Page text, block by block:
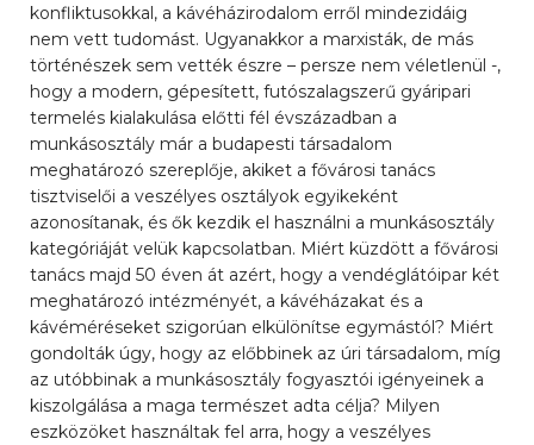
konfliktusokkal, a kávéházirodalom erről mindezidáig
nem vett tudomást. Ugyanakkor a marxisták, de más
történészek sem vették észre – persze nem véletlenül -,
hogy a modern, gépesített, futószalagszerű gyáripari
termelés kialakulása előtti fél évszázadban a
munkásosztály már a budapesti társadalom
meghatározó szereplője, akiket a fővárosi tanács
tisztviselői a veszélyes osztályok egyikeként
azonosítanak, és ők kezdik el használni a munkásosztály
kategóriáját velük kapcsolatban. Miért küzdött a fővárosi
tanács majd 50 éven át azért, hogy a vendéglátóipar két
meghatározó intézményét, a kávéházakat és a
kávéméréseket szigorúan elkülönítse egymástól? Miért
gondolták úgy, hogy az előbbinek az úri társadalom, míg
az utóbbinak a munkásosztály fogyasztói igényeinek a
kiszolgálása a maga természet adta célja? Milyen
eszközöket használtak fel arra, hogy a veszélyes